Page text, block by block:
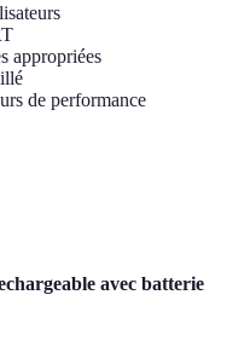
appropriées
de performance
avec batterie